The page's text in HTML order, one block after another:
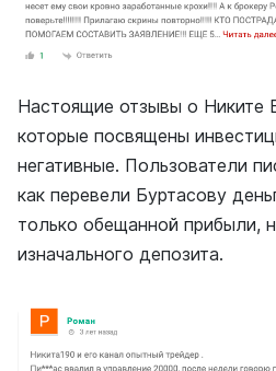
Настоящие отзывы о Никите
которые посвящены
негативные. Пользователи
как перевели Буртасову
только обещанной прибыли,
изначального депозита.